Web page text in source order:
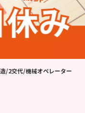
/2交代/機械オペレーター